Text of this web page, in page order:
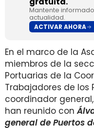
Mantente
actualidad.
ACTIVAR AHORA
En el marco de la
miembros de la
Portuarias de la
Trabajadores de los
coordinador
han reunido con
general de Puertos